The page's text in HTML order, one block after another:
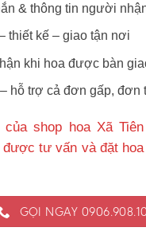
& thông tin người
thiết kế – giao tận nơi
khi hoa được bàn
hỗ trợ cả đơn gấp, đơn
của shop hoa Xã
tư vấn và đặt
GỌI NGAY